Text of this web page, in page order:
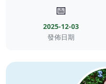
📅
2025-12-03
發佈日期